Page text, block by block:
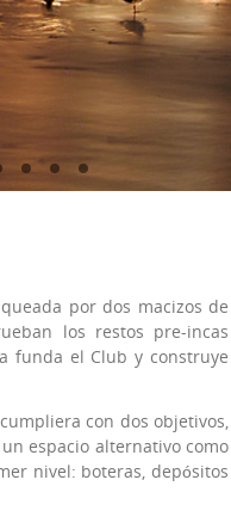
por dos macizos de
los restos pre-incas
funda el Club y construye
con dos objetivos,
espacio alternativo como
nivel: boteras, depósitos